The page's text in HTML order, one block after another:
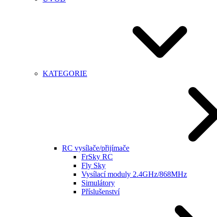
KATEGORIE
RC vysílače/přijímače
FrSky RC
Fly Sky
Vysílací moduly 2.4GHz/868MHz
Simulátory
Příslušenství